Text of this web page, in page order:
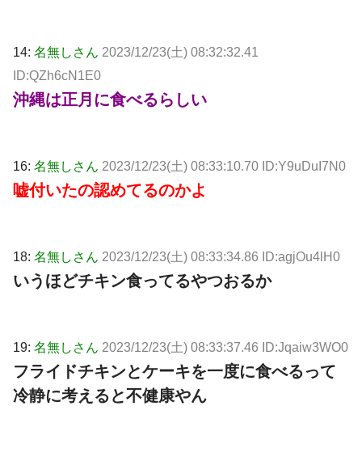
14: 名無しさん 2023/12/23(土) 08:32:32.41
ID:QZh6cN1E0
沖縄は正月に食べるらしい
16: 名無しさん 2023/12/23(土) 08:33:10.70 ID:Y9uDuI7N0
嘘付いたの認めてるのかよ
18: 名無しさん 2023/12/23(土) 08:33:34.86 ID:agjOu4lH0
いうほどチキン食ってるやつおるか
19: 名無しさん 2023/12/23(土) 08:33:37.46 ID:Jqaiw3WO0
フライドチキンとケーキを一度に食べるって
冷静に考えると不健康やん